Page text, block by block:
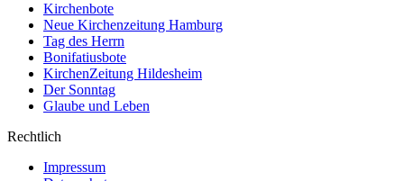
Kirchenbote
Neue Kirchenzeitung Hamburg
Tag des Herrn
Bonifatiusbote
KirchenZeitung Hildesheim
Der Sonntag
Glaube und Leben
Rechtlich
Impressum